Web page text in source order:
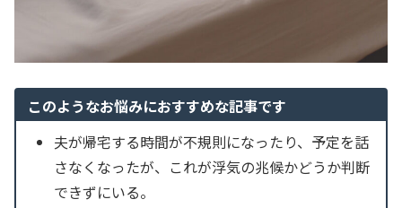
このようなお悩みにおすすめな記事です
夫が帰宅する時間が不規則になったり、予定を話
さなくなったが、これが浮気の兆候かどうか判断
できずにいる。